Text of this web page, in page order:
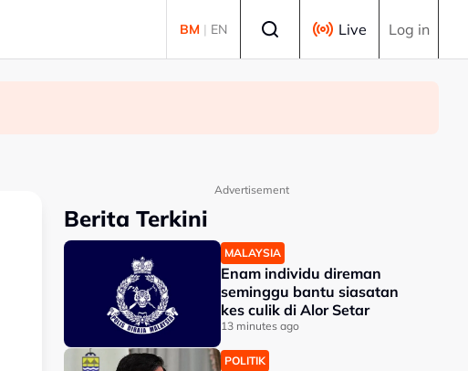
BM | EN Live Log in
Advertisement
Berita Terkini
MALAYSIA
Enam individu direman
seminggu bantu siasatan
kes culik di Alor Setar
13 minutes ago
POLITIK